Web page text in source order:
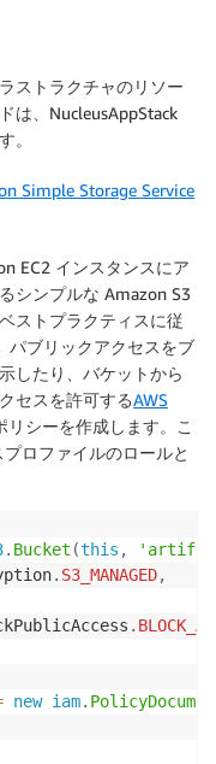
ストラクチャのリソー
は、NucleusAppStack
。
Simple Storage Service
EC2 インスタンスにア
シンプルな Amazon S3
ストプラクティスに従
パブリックアクセスをブ
したり、バケットから
セスを許可するAWS
リシーを作成します。こ
ロファイルのロールと
. Bucket (this ,
. S3_MANAGED,
.
new iam.